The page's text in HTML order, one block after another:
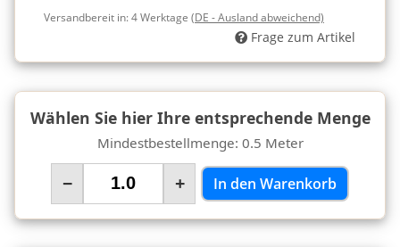
Versandbereit in:4 Werktage (DE - Ausland abweichend)
Frage zum Artikel
Wählen Sie hier Ihre entsprechende Menge
Mindestbestellmenge: 0.5 Meter
− + In den Warenkorb